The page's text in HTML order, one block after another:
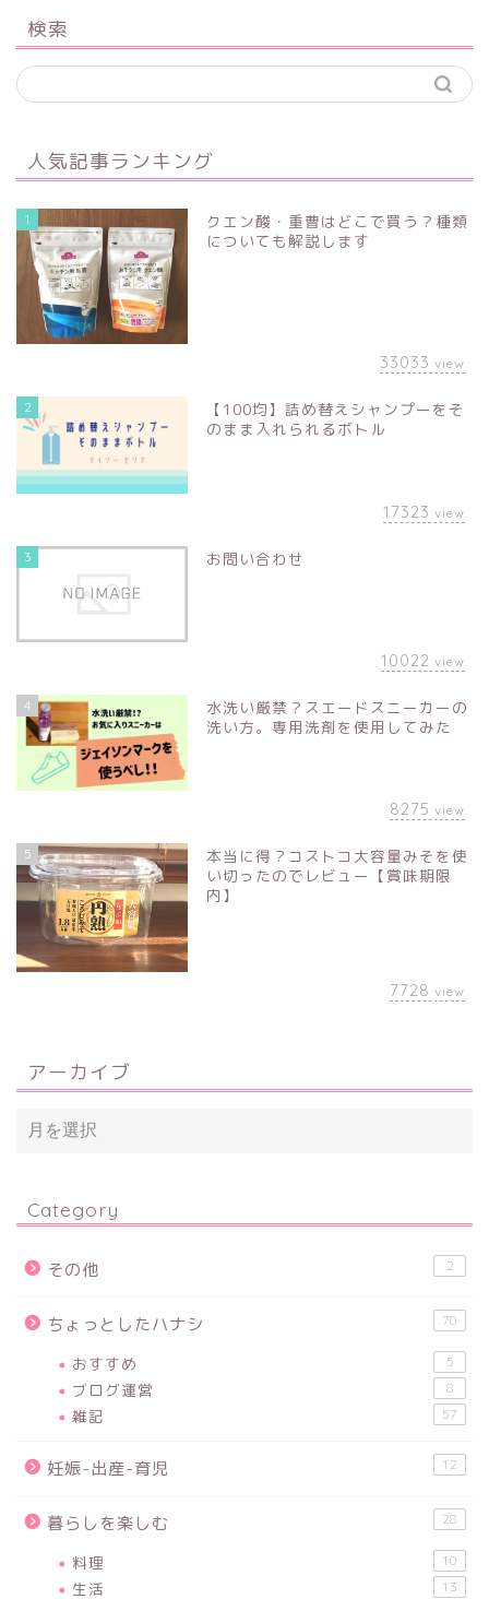
検索
人気記事ランキング
1
クエン酸・重曹はどこで買う？種類
についても解説します
33033 view
2
【100均】詰め替えシャンプーをそ
のまま入れられるボトル
17323 view
3 お問い合わせ
10022 view
4
水洗い厳禁？スエードスニーカーの
洗い方。専用洗剤を使用してみた
8275 view
5
本当に得？コストコ大容量みそを使
い切ったのでレビュー【賞味期限
内】
7728 view
アーカイブ
Category
その他 2
ちょっとしたハナシ 70
おすすめ 5
ブログ運営 8
雑記 57
妊娠-出産-育児 12
暮らしを楽しむ 28
料理 10
生活 13